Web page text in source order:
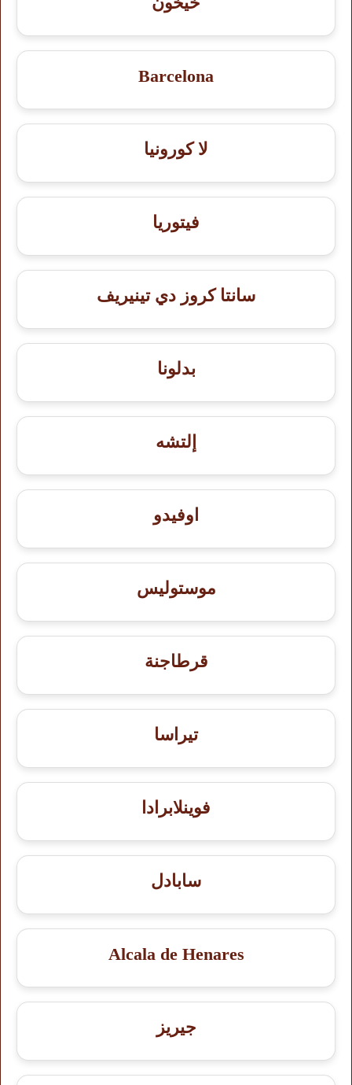
Barcelona
لا كورونيا
فيتوريا
سانتا كروز دي تينيريف
بدلونا
إلتشه
اوفيدو
موستوليس
قرطاجنة
تيراسا
فوينلابرادا
سابادل
Alcala de Henares
جيريز